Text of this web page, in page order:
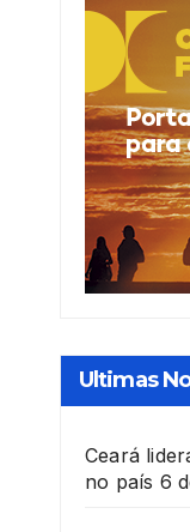
Ultimas
Ceará
no país 6